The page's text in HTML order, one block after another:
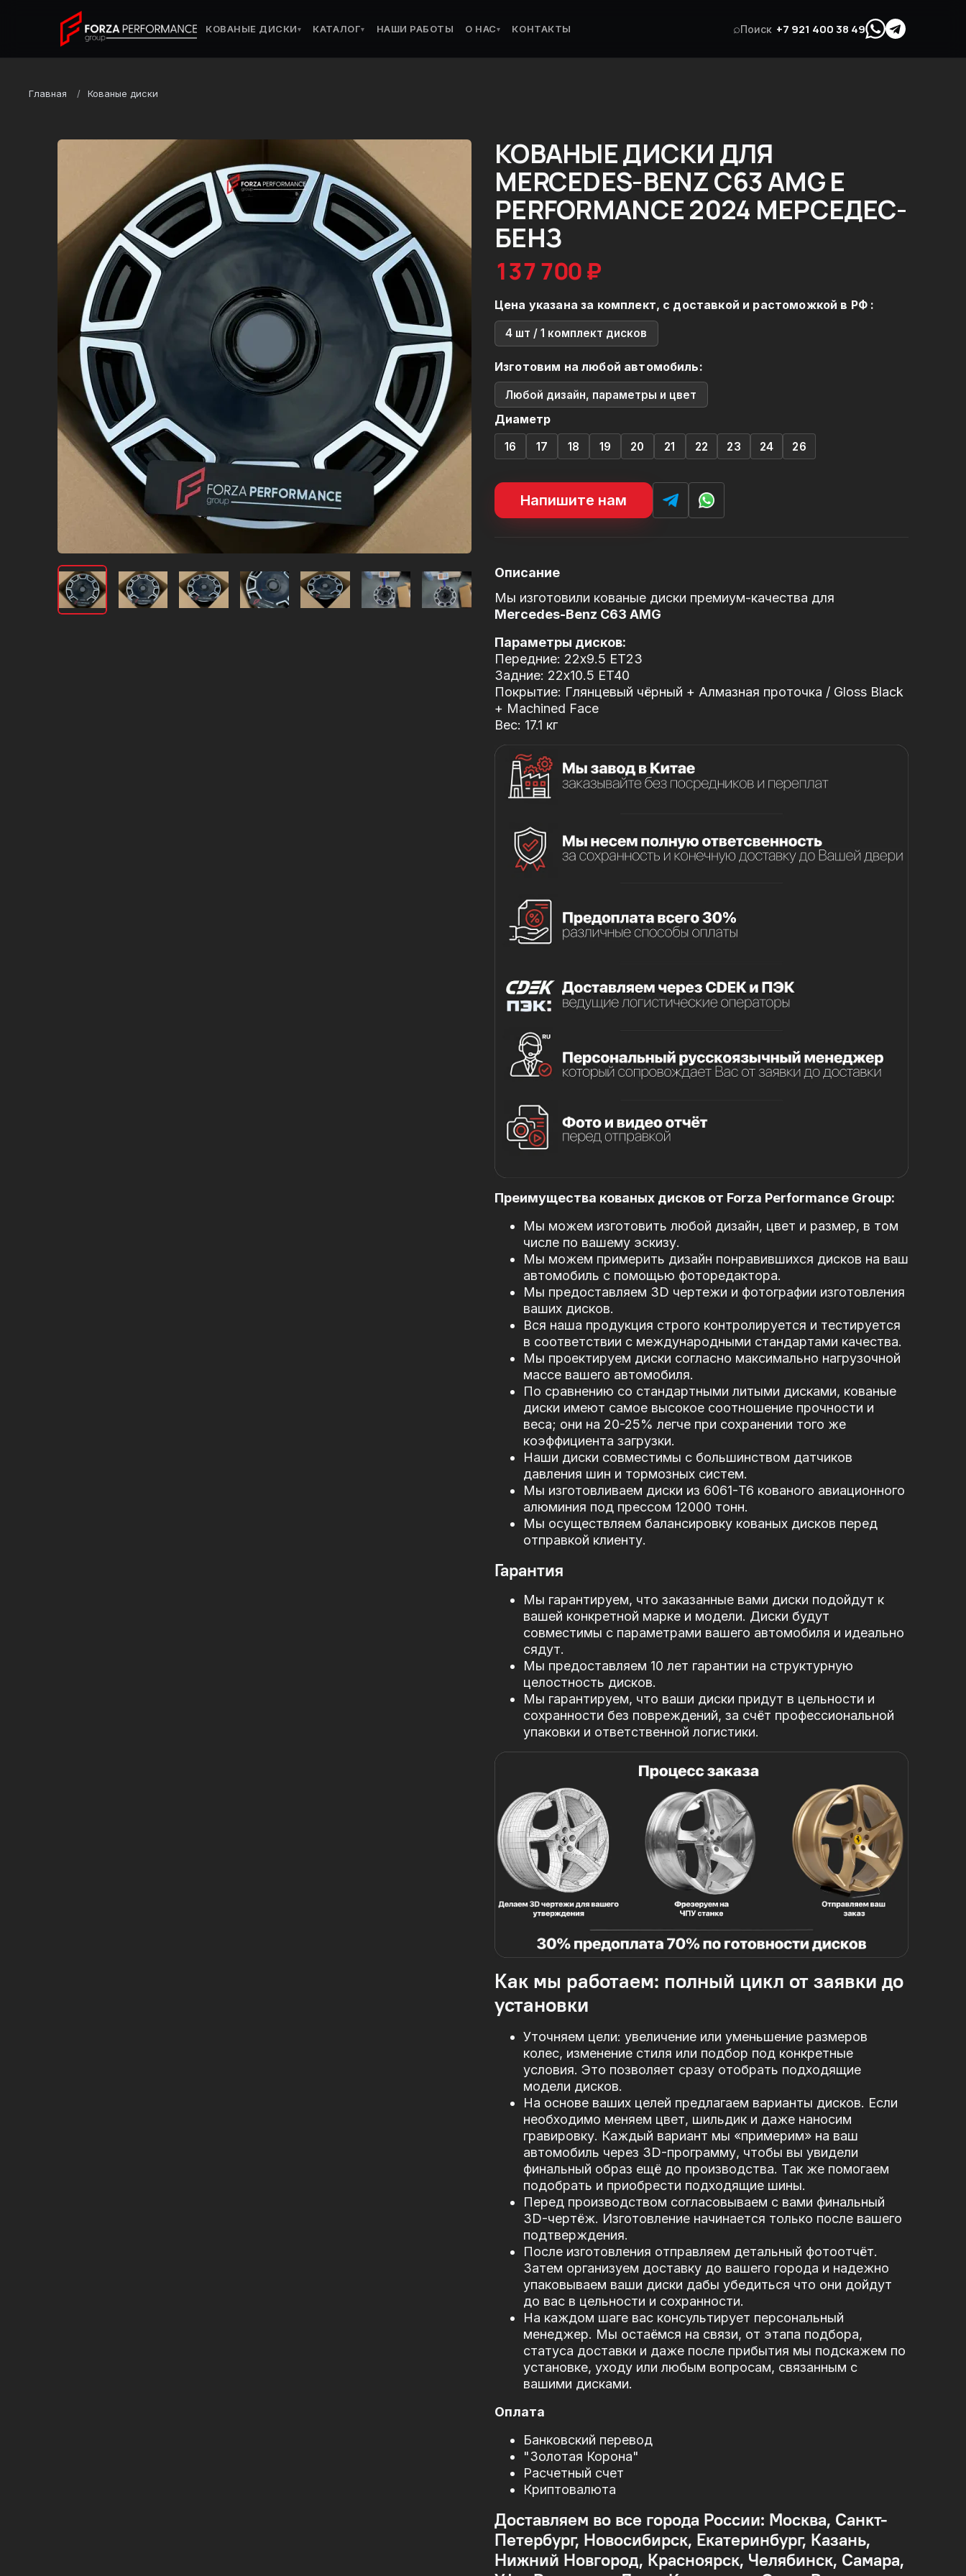
КОВАНЫЕ ДИСКИ▾ КАТАЛОГ▾ НАШИ РАБОТЫ О НАС▾ КОНТАКТЫ ⌕Поиск +7 921 400 38 49
Главная Кованые диски
КОВАНЫЕ ДИСКИ ДЛЯ
MERCEDES-BENZ C63 AMG E
PERFORMANCE 2024 МЕРСЕДЕС-
БЕНЗ
137 700 ₽
Цена указана за комплект, с доставкой и растоможкой в РФ :
4 шт / 1 комплект дисков
Изготовим на любой автомобиль:
Любой дизайн, параметры и цвет
Диаметр
16 17 18 19 20 21 22 23 24 26
Напишите нам
Описание
Мы изготовили кованые диски премиум-качества для
Mercedes-Benz C63 AMG
Параметры дисков:
Передние: 22x9.5 ET23
Задние: 22x10.5 ET40
Покрытие: Глянцевый чёрный + Алмазная проточка / Gloss Black
+ Machined Face
Вес: 17.1 кг
Преимущества кованых дисков от Forza Performance Group:
Мы можем изготовить любой дизайн, цвет и размер, в том
числе по вашему эскизу.
Мы можем примерить дизайн понравившихся дисков на ваш
автомобиль с помощью фоторедактора.
Мы предоставляем 3D чертежи и фотографии изготовления
ваших дисков.
Вся наша продукция строго контролируется и тестируется
в соответствии с международными стандартами качества.
Мы проектируем диски согласно максимально нагрузочной
массе вашего автомобиля.
По сравнению со стандартными литыми дисками, кованые
диски имеют самое высокое соотношение прочности и
веса; они на 20-25% легче при сохранении того же
коэффициента загрузки.
Наши диски совместимы с большинством датчиков
давления шин и тормозных систем.
Мы изготовливаем диски из 6061-T6 кованого авиационного
алюминия под прессом 12000 тонн.
Мы осуществляем балансировку кованых дисков перед
отправкой клиенту.
Гарантия
Мы гарантируем, что заказанные вами диски подойдут к
вашей конкретной марке и модели. Диски будут
совместимы с параметрами вашего автомобиля и идеально
сядут.
Мы предоставляем 10 лет гарантии на структурную
целостность дисков.
Мы гарантируем, что ваши диски придут в цельности и
сохранности без повреждений, за счёт профессиональной
упаковки и ответственной логистики.
Как мы работаем: полный цикл от заявки до
установки
Уточняем цели: увеличение или уменьшение размеров
колес, изменение стиля или подбор под конкретные
условия. Это позволяет сразу отобрать подходящие
модели дисков.
На основе ваших целей предлагаем варианты дисков. Если
необходимо меняем цвет, шильдик и даже наносим
гравировку. Каждый вариант мы «примерим» на ваш
автомобиль через 3D-программу, чтобы вы увидели
финальный образ ещё до производства. Так же помогаем
подобрать и приобрести подходящие шины.
Перед производством согласовываем с вами финальный
3D-чертёж. Изготовление начинается только после вашего
подтверждения.
После изготовления отправляем детальный фотоотчёт.
Затем организуем доставку до вашего города и надежно
упаковываем ваши диски дабы убедиться что они дойдут
до вас в цельности и сохранности.
На каждом шаге вас консультирует персональный
менеджер. Мы остаёмся на связи, от этапа подбора,
статуса доставки и даже после прибытия мы подскажем по
установке, уходу или любым вопросам, связанным с
вашими дисками.
Оплата
Банковский перевод
"Золотая Корона"
Расчетный счет
Криптовалюта
Доставляем во все города России: Москва, Санкт-
Петербург, Новосибирск, Екатеринбург, Казань,
Нижний Новгород, Красноярск, Челябинск, Самара,
Mercedes-Benz